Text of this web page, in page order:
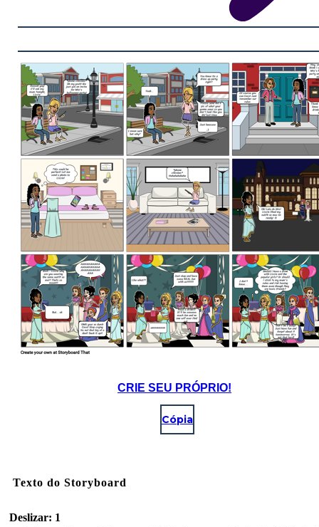
CRIE SEU PRÓPRIO!
Cópia
Texto do Storyboard
Deslizar: 1